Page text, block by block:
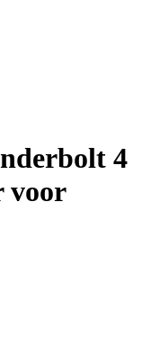
4
voor